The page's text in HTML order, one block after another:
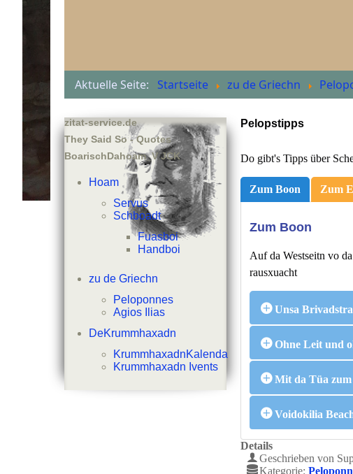
Aktuelle Seite: Startseite zu de Griechn
zitat-service.de
They Said So - Quotes
BoarischDahoam_V JCK
Hoam
Servus
Schboadt
Fuasboi
Handboi
zu de Griechn
Peloponnes
Agios Ilias
DeKrummhaxadn
KrummhaxadnKalenda
Krummhaxadn Ivents
Pelopstipps
Do gibt's Tipps über
Zum Boon Zum
Zum Boon
Auf da Westseitn vo
rausxuacht
Unsa
ein Text...
Ohne Leit und
Dein Text...
Mit da Tüa zum
Dein Text...
Voidokilia
Dein Text...
Details
Geschrieben von
Kategorie: